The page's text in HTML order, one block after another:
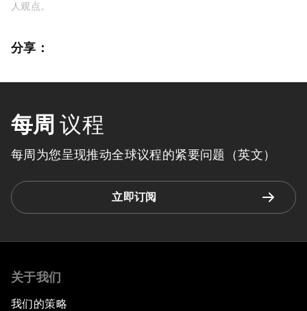
人观点。
分享：
每周 议程
每周为您呈现推动全球议程的紧要问题（英文）
立即订阅
关于我们
我们的策略